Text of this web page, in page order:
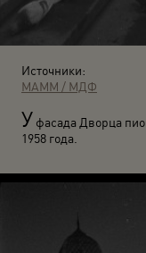
Источники:
МАММ / МДФ
У фасада Дворца
1958 года.